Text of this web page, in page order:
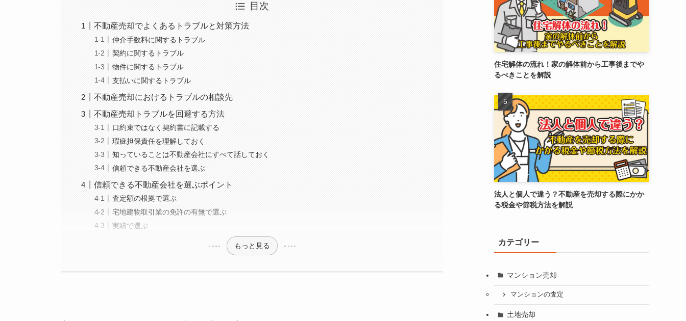
目次
不動産売却でよくあるトラブルと対策方法
仲介手数料に関するトラブル
契約に関するトラブル
物件に関するトラブル
支払いに関するトラブル
不動産売却におけるトラブルの相談先
不動産売却トラブルを回避する方法
口約束ではなく契約書に記載する
瑕疵担保責任を理解しておく
知っていることは不動産会社にすべて話しておく
信頼できる不動産会社を選ぶ
信頼できる不動産会社を選ぶポイント
査定額の根拠で選ぶ
宅地建物取引業の免許の有無で選ぶ
実績で選ぶ
もっと見る
住宅解体の流れ！家の解体前から工事後までや
るべきことを解説
法人と個人で違う？不動産を売却する際にかか
る税金や節税方法を解説
カテゴリー
マンション売却
マンションの査定
土地売却